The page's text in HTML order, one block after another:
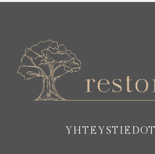
YHTEYSTIEDOT